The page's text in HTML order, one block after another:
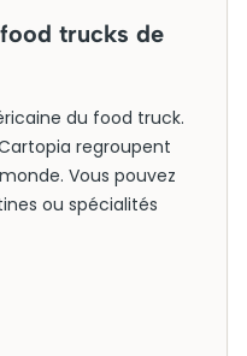
trucks de
du food truck.
regroupent
Vous pouvez
ou spécialités